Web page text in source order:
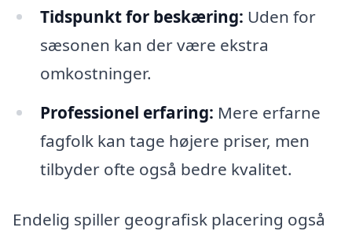
Tidspunkt for beskæring: Uden for
sæsonen kan der være ekstra
omkostninger.
Professionel erfaring: Mere erfarne
fagfolk kan tage højere priser, men
tilbyder ofte også bedre kvalitet.
Endelig spiller geografisk placering også